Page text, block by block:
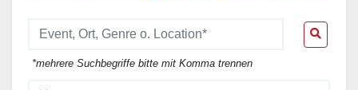
*mehrere Suchbegriffe bitte mit Komma trennen